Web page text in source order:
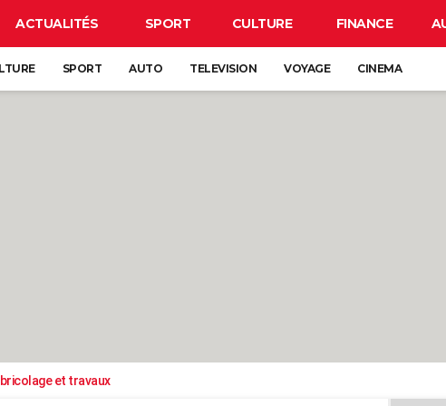
ACTUALITÉS SPORT CULTURE FINANCE
SPORT AUTO TELEVISION VOYAGE CINEMA
et travaux